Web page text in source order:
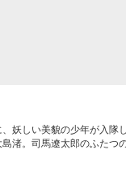
妖しい美貌の少年が入隊
渚。司馬遼太郎のふたつ